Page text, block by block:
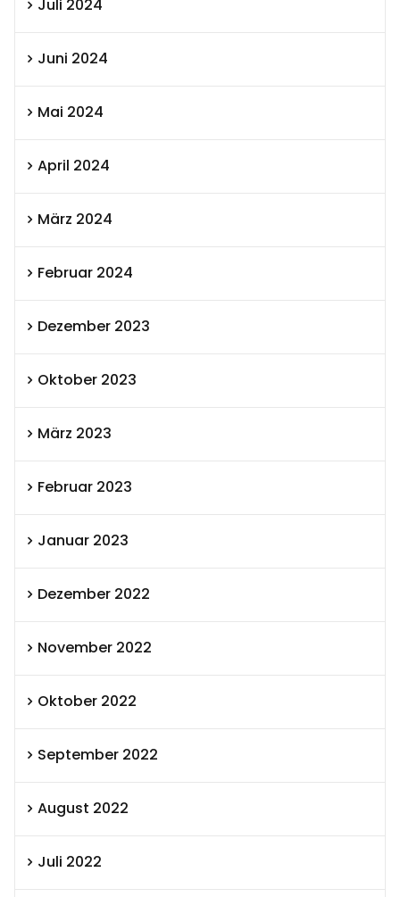
Juli 2024
Juni 2024
Mai 2024
April 2024
März 2024
Februar 2024
Dezember 2023
Oktober 2023
März 2023
Februar 2023
Januar 2023
Dezember 2022
November 2022
Oktober 2022
September 2022
August 2022
Juli 2022